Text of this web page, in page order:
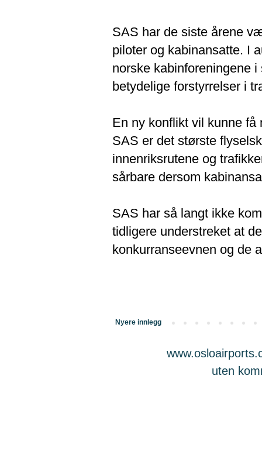
SAS har de siste årene
piloter og kabinansatte. I
norske kabinforeningene
betydelige forstyrrelser i
En ny konflikt vil kunne få
SAS er det største
innenriksrutene og
sårbare dersom
SAS har så langt ikke
tidligere understreket at
konkurranseevnen og de
Nyere innlegg
uten